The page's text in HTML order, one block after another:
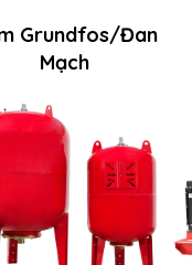
Grundfos/Đan
Mạch